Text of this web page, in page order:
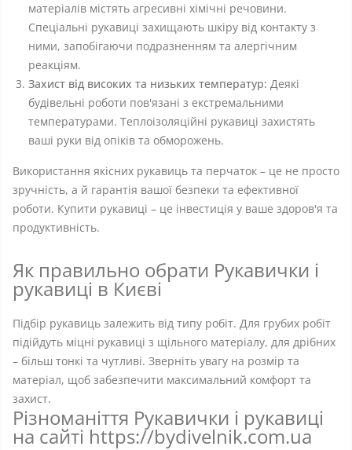
матеріалів містять агресивні хімічні речовини.
Спеціальні рукавиці захищають шкіру від контакту з
ними, запобігаючи подразненням та алергічним
реакціям.
Захист від високих та низьких температур: Деякі
будівельні роботи пов'язані з екстремальними
температурами. Теплоізоляційні рукавиці захистять
ваші руки від опіків та обморожень.
Використання якісних рукавиць та перчаток – це не просто
зручність, а й гарантія вашої безпеки та ефективної
роботи. Купити рукавиці – це інвестиція у ваше здоров'я та
продуктивність.
Як правильно обрати Рукавички і
рукавиці в Києві
Підбір рукавиць залежить від типу робіт. Для грубих робіт
підійдуть міцні рукавиці з щільного матеріалу, для дрібних
– більш тонкі та чутливі. Зверніть увагу на розмір та
матеріал, щоб забезпечити максимальний комфорт та
захист.
Різноманіття Рукавички і рукавиці
на сайті https://bydivelnik.com.ua